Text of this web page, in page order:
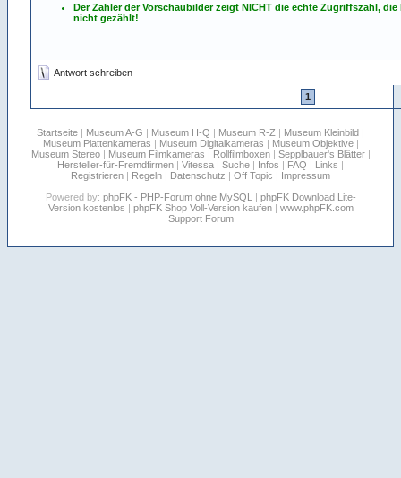
Der Zähler der Vorschaubilder zeigt NICHT die echte Zugriffszahl,
nicht gezählt!
Antwort schreiben
1
Startseite | Museum A-G | Museum H-Q | Museum R-Z | Museum Kleinbild |
Museum Plattenkameras | Museum Digitalkameras | Museum Objektive|
Museum Stereo| Museum Filmkameras | Rollfilmboxen| Sepplbauer's Blätter|
Hersteller-für-Fremdfirmen | Vitessa | Suche | Infos | FAQ | Links |
Registrieren | Regeln | Datenschutz | Off Topic | Impressum
Powered by: phpFK - PHP-Forum ohne MySQL | phpFK Download Lite-
Version kostenlos | phpFK Shop Voll-Version kaufen| www.phpFK.com
Support Forum